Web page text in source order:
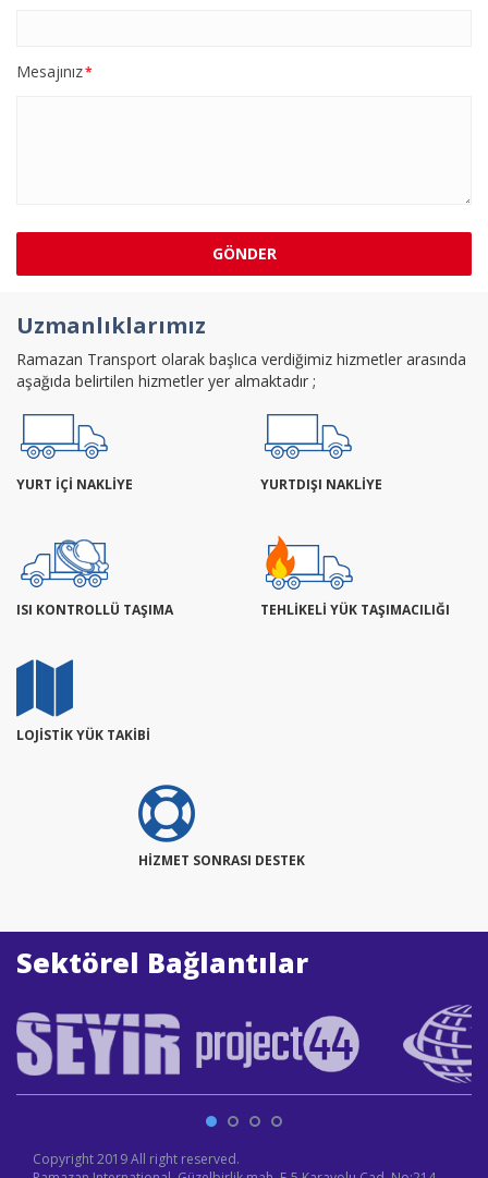
Mesajınız*
GÖNDER
Uzmanlıklarımız
Ramazan Transport olarak başlıca verdiğimiz hizmetler arasında
aşağıda belirtilen hizmetler yer almaktadır ;
YURT İÇİ NAKLİYE YURTDIŞI NAKLİYE
ISI KONTROLLÜ TAŞIMA TEHLİKELİ YÜK TAŞIMACILIĞI
LOJİSTİK YÜK TAKİBİ
HİZMET SONRASI DESTEK
Sektörel Bağlantılar
Copyright 2019 All right reserved.